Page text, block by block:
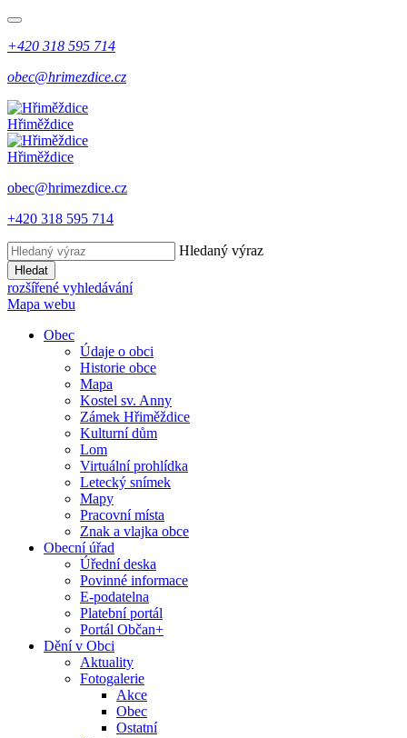
+420 318 595 714
obec@hrimezdice.cz
Hřiměždice
Hřiměždice
obec@hrimezdice.cz
+420 318 595 714
Hledaný výraz
Hledat
rozšířené vyhledávání
Mapa webu
Obec
Údaje o obci
Historie obce
Mapa
Kostel sv. Anny
Zámek Hřiměždice
Kulturní dům
Lom
Virtuální prohlídka
Letecký snímek
Mapy
Pracovní místa
Znak a vlajka obce
Obecní úřad
Úřední deska
Povinné informace
E-podatelna
Platební portál
Portál Občan+
Dění v Obci
Aktuality
Fotogalerie
Akce
Obec
Ostatní